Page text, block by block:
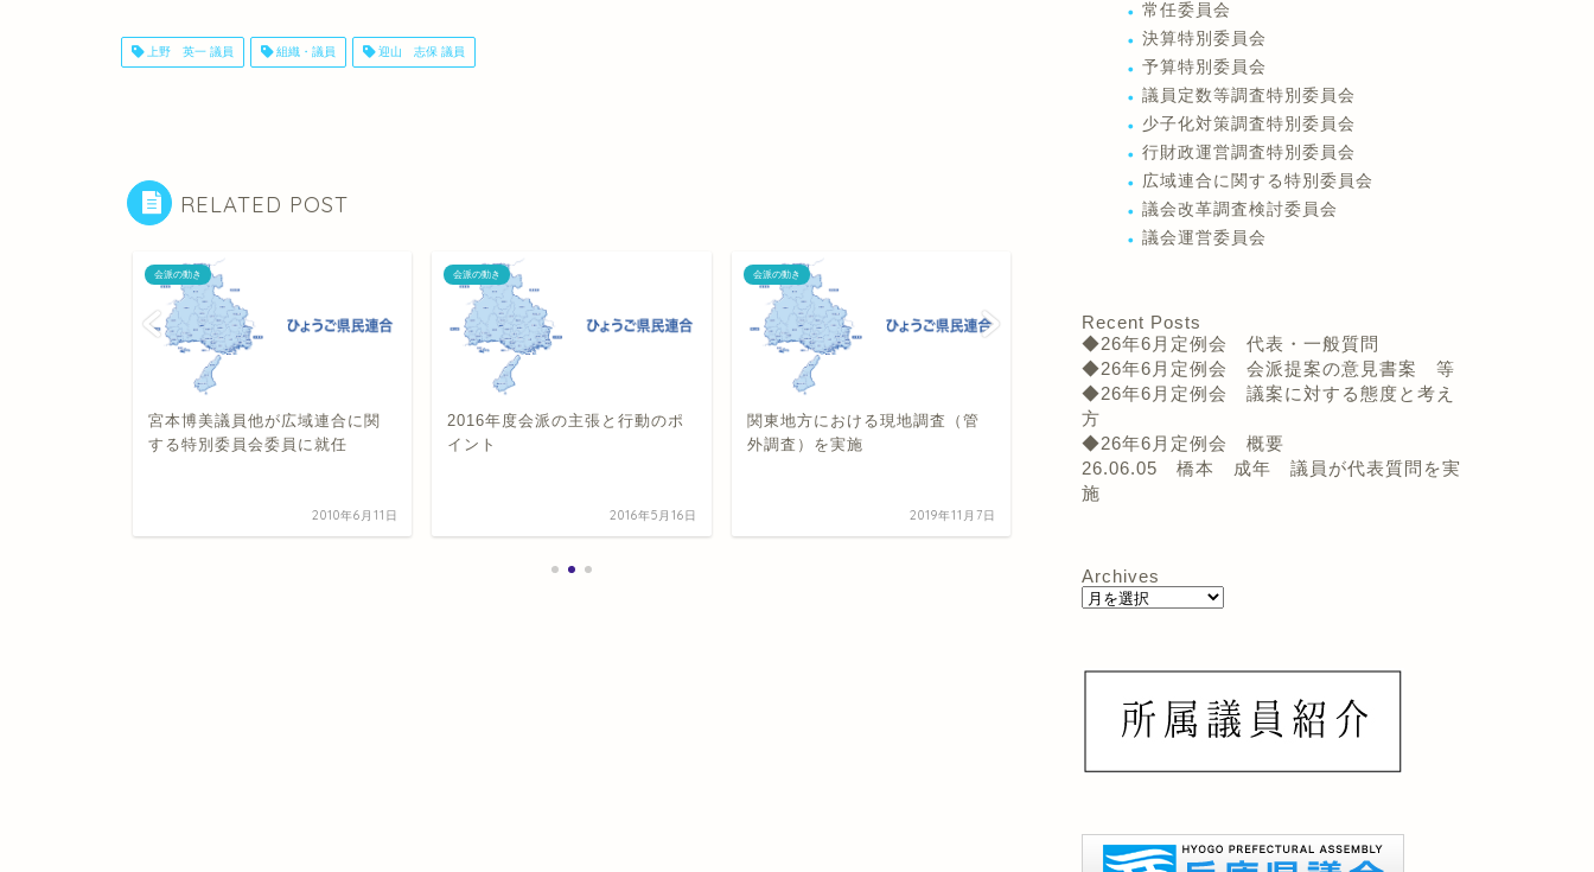
上野 英一 議員 組織・議員 迎山 志保 議員
RELATED POST
会派の動き
宮本博美議員他が広域連合に関
する特別委員会委員に就任
2010年6月11日
会派の動き
2016年度会派の主張と行動のポ
イント
2016年5月16日
会派の動き
関東地方における現地調査（管
外調査）を実施
2019年11月7日
宮本博美議員他が広域連合に関
する特別委員会委員に就任
常任委員会
決算特別委員会
予算特別委員会
議員定数等調査特別委員会
少子化対策調査特別委員会
行財政運営調査特別委員会
広域連合に関する特別委員会
議会改革調査検討委員会
議会運営委員会
Recent Posts
◆26年6月定例会 代表・一般質問
◆26年6月定例会 会派提案の意見書案 等
◆26年6月定例会 議案に対する態度と考え
方
◆26年6月定例会 概要
26.06.05 橋本 成年 議員が代表質問を実
施
Archives